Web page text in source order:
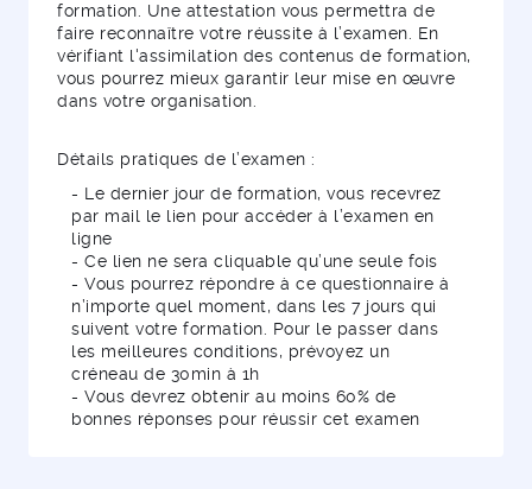
formation. Une attestation vous permettra de
faire reconnaître votre réussite à l’examen. En
vérifiant l'assimilation des contenus de formation,
vous pourrez mieux garantir leur mise en œuvre
dans votre organisation.
Détails pratiques de l’examen :
- Le dernier jour de formation, vous recevrez
par mail le lien pour accéder à l’examen en
ligne
- Ce lien ne sera cliquable qu’une seule fois
- Vous pourrez répondre à ce questionnaire à
n’importe quel moment, dans les 7 jours qui
suivent votre formation. Pour le passer dans
les meilleures conditions, prévoyez un
créneau de 30min à 1h
- Vous devrez obtenir au moins 60% de
bonnes réponses pour réussir cet examen